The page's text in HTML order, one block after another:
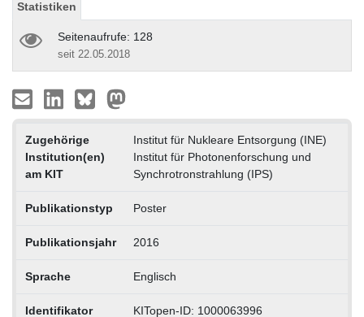
Statistiken
Seitenaufrufe: 128
seit 22.05.2018
Zugehörige
Institution(en)
am KIT
Institut für Nukleare Entsorgung (INE)
Institut für Photonenforschung und
Synchrotronstrahlung (IPS)
Publikationstyp Poster
Publikationsjahr 2016
Sprache Englisch
Identifikator KITopen-ID: 1000063996